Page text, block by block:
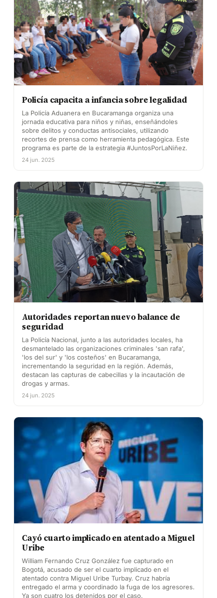
Policía capacita a infancia sobre legalidad
La Policía Aduanera en Bucaramanga organiza una
jornada educativa para niños y niñas, enseñándoles
sobre delitos y conductas antisociales, utilizando
recortes de prensa como herramienta pedagógica. Este
programa es parte de la estrategia #JuntosPorLaNiñez.
24 jun. 2025
Autoridades reportan nuevo balance de
seguridad
La Policía Nacional, junto a las autoridades locales, ha
desmantelado las organizaciones criminales 'san rafa',
'los del sur' y 'los costeños' en Bucaramanga,
incrementando la seguridad en la región. Además,
destacan las capturas de cabecillas y la incautación de
drogas y armas.
24 jun. 2025
Cayó cuarto implicado en atentado a Miguel
Uribe
William Fernando Cruz González fue capturado en
Bogotá, acusado de ser el cuarto implicado en el
atentado contra Miguel Uribe Turbay. Cruz habría
entregado el arma y coordinado la fuga de los agresores.
Ya son cuatro los detenidos por el caso.